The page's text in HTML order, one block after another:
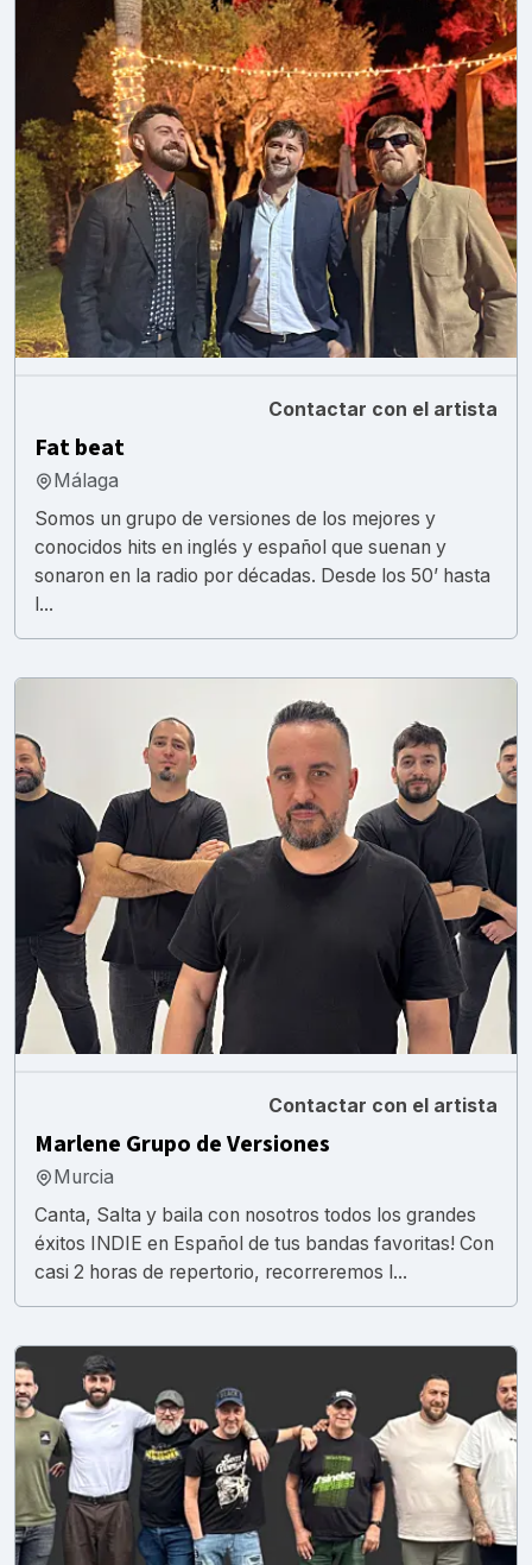
Contactar con el artista
Fat beat
Málaga
Somos un grupo de versiones de los mejores y
conocidos hits en inglés y español que suenan y
sonaron en la radio por décadas. Desde los 50’ hasta
l...
Contactar con el artista
Marlene Grupo de Versiones
Murcia
Canta, Salta y baila con nosotros todos los grandes
éxitos INDIE en Español de tus bandas favoritas! Con
casi 2 horas de repertorio, recorreremos l...